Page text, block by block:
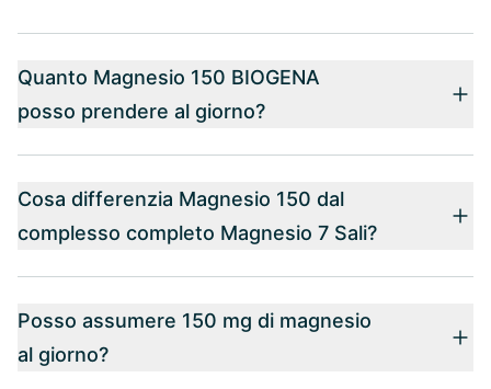
Quanto Magnesio 150 BIOGENA
posso prendere al giorno?
Cosa differenzia Magnesio 150 dal
complesso completo Magnesio 7 Sali?
Posso assumere 150 mg di magnesio
al giorno?